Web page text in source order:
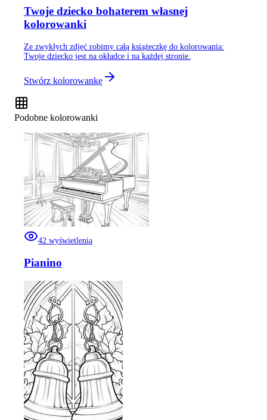
Twoje dziecko bohaterem własnej
kolorowanki
Ze zwykłych zdjęć robimy całą książeczkę do kolorowania:
Twoje dziecko jest na okładce i na każdej stronie.
Stwórz kolorowankę
Podobne kolorowanki
42 wyświetlenia
Pianino